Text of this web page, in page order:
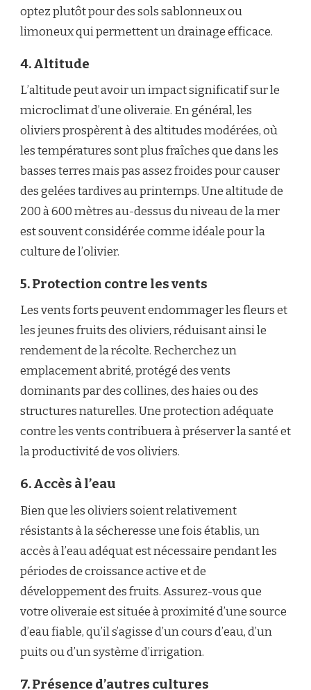
optez plutôt pour des sols sablonneux ou
limoneux qui permettent un drainage efficace.
4. Altitude
L’altitude peut avoir un impact significatif sur le
microclimat d’une oliveraie. En général, les
oliviers prospèrent à des altitudes modérées, où
les températures sont plus fraîches que dans les
basses terres mais pas assez froides pour causer
des gelées tardives au printemps. Une altitude de
200 à 600 mètres au-dessus du niveau de la mer
est souvent considérée comme idéale pour la
culture de l’olivier.
5. Protection contre les vents
Les vents forts peuvent endommager les fleurs et
les jeunes fruits des oliviers, réduisant ainsi le
rendement de la récolte. Recherchez un
emplacement abrité, protégé des vents
dominants par des collines, des haies ou des
structures naturelles. Une protection adéquate
contre les vents contribuera à préserver la santé et
la productivité de vos oliviers.
6. Accès à l’eau
Bien que les oliviers soient relativement
résistants à la sécheresse une fois établis, un
accès à l’eau adéquat est nécessaire pendant les
périodes de croissance active et de
développement des fruits. Assurez-vous que
votre oliveraie est située à proximité d’une source
d’eau fiable, qu’il s’agisse d’un cours d’eau, d’un
puits ou d’un système d’irrigation.
7. Présence d’autres cultures